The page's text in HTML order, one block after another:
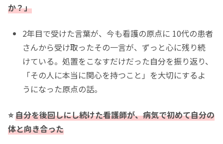
か？」
2年目で受けた言葉が、今も看護の原点に 10代の患者
さんから受け取ったその一言が、ずっと心に残り続
けている。処置をこなすだけだった自分を振り返り、
「その人に本当に関心を持つこと」を大切にするよ
うになった原点の話。
⭐️自分を後回しにし続けた看護師が、病気で初めて自分の
体と向き合った